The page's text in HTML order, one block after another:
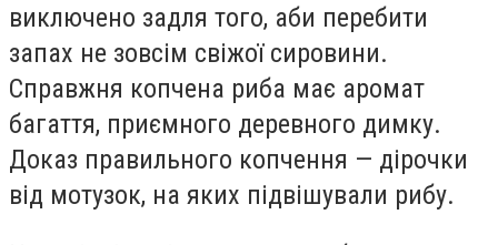
виключено задля того, аби перебити
запах не зовсім свіжої сировини.
Справжня копчена риба має аромат
багаття, приємного деревного димку.
Доказ правильного копчення — дірочки
від мотузок, на яких підвішували рибу.